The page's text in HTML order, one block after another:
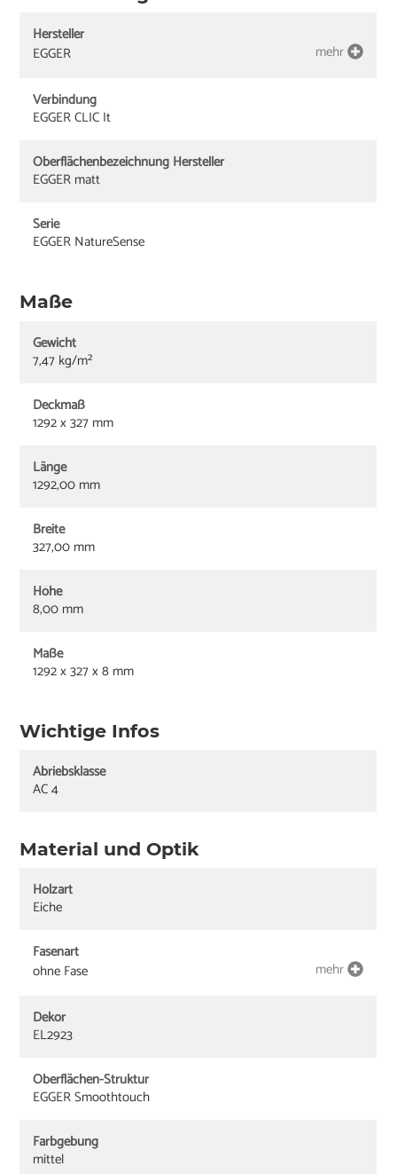
Hersteller
EGGER
mehr
Verbindung
EGGER CLIC It
Oberflächenbezeichnung Hersteller
EGGER matt
Serie
EGGER NatureSense
Maße
Gewicht
7,47 kg/m²
Deckmaß
1292 x 327 mm
Länge
1292,00 mm
Breite
327,00 mm
Höhe
8,00 mm
Maße
1292 x 327 x 8 mm
Wichtige Infos
Abriebsklasse
AC 4
Material und Optik
Holzart
Eiche
Fasenart
ohne Fase
mehr
Dekor
EL2923
Oberflächen-Struktur
EGGER Smoothtouch
Farbgebung
mittel